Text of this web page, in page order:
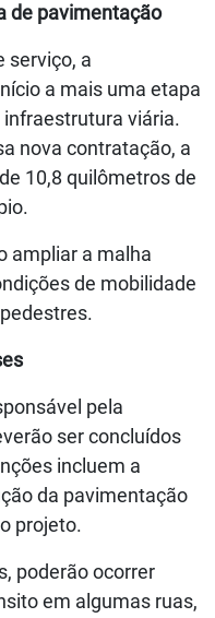
de pavimentação
serviço, a
a mais uma etapa
viária.
nova contratação, a
10,8 quilômetros de
ampliar a malha
de mobilidade
pela
ser concluídos
incluem a
da pavimentação
projeto.
poderão ocorrer
em algumas ruas,